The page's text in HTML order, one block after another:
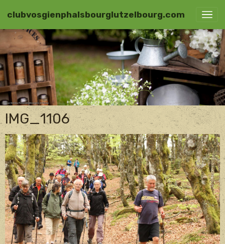
clubvosgienphalsbourglutzelbourg.com
IMG_1106